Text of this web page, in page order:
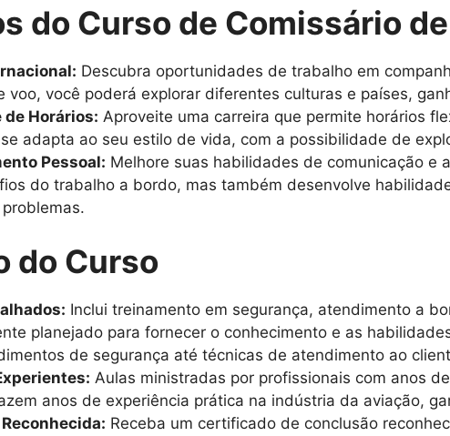
do Curso de Comissário
Descubra oportunidades de trabalho em
voo, você poderá explorar diferentes culturas e países,
Horários: Aproveite uma carreira que permite horários
adapta ao seu estilo de vida, com a possibilidade de
Pessoal: Melhore suas habilidades de comunicação e
do trabalho a bordo, mas também desenvolve
do Curso
Inclui treinamento em segurança, atendimento a
planejado para fornecer o conhecimento e as
de segurança até técnicas de atendimento ao
Aulas ministradas por profissionais com anos
anos de experiência prática na indústria da aviação,
Receba um certificado de conclusão